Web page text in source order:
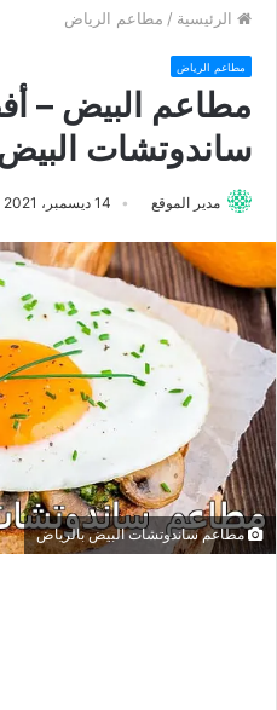
الرئيسية / مطاعم الرياض
مطاعم الرياض
ساندوتشات
مدير الموقع 14 ديسمبر، 2021
مطاعم ساندوتشات البيض بالرياض